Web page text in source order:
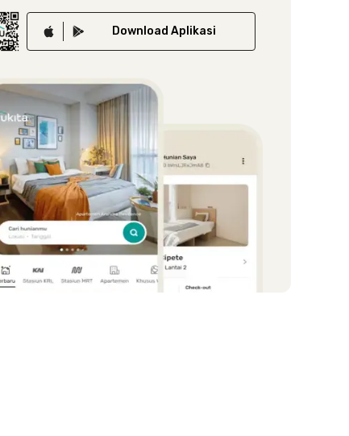
Download Aplikasi